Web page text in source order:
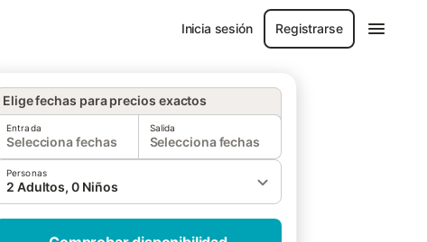
Inicia sesión Registrarse
Elige fechas para precios exactos
Entrada
Selecciona fechas
Salida
Selecciona fechas
Personas
2 Adultos, 0 Niños